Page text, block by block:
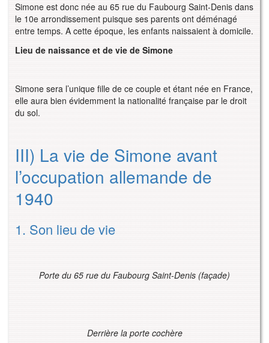
Simone est donc née au 65 rue du Faubourg Saint-Denis dans
le 10e arrondissement puisque ses parents ont déménagé
entre temps. A cette époque, les enfants naissaient à domicile.
Lieu de naissance et de vie de Simone
Simone sera l’unique fille de ce couple et étant née en France,
elle aura bien évidemment la nationalité française par le droit
du sol.
III) La vie de Simone avant
l’occupation allemande de
1940
1. Son lieu de vie
Porte du 65 rue du Faubourg Saint-Denis (façade)
Derrière la porte cochère